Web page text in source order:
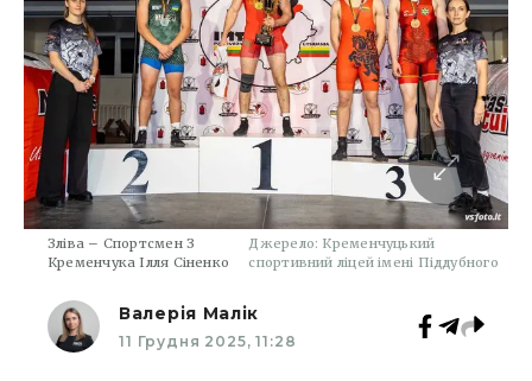
Зліва – Спортсмен З
Кременчука Ілля Сіненко
Джерело: Кременчуцький
спортивний ліцей імені Піддубного
Валерія Малік
11 Грудня 2025, 11:28